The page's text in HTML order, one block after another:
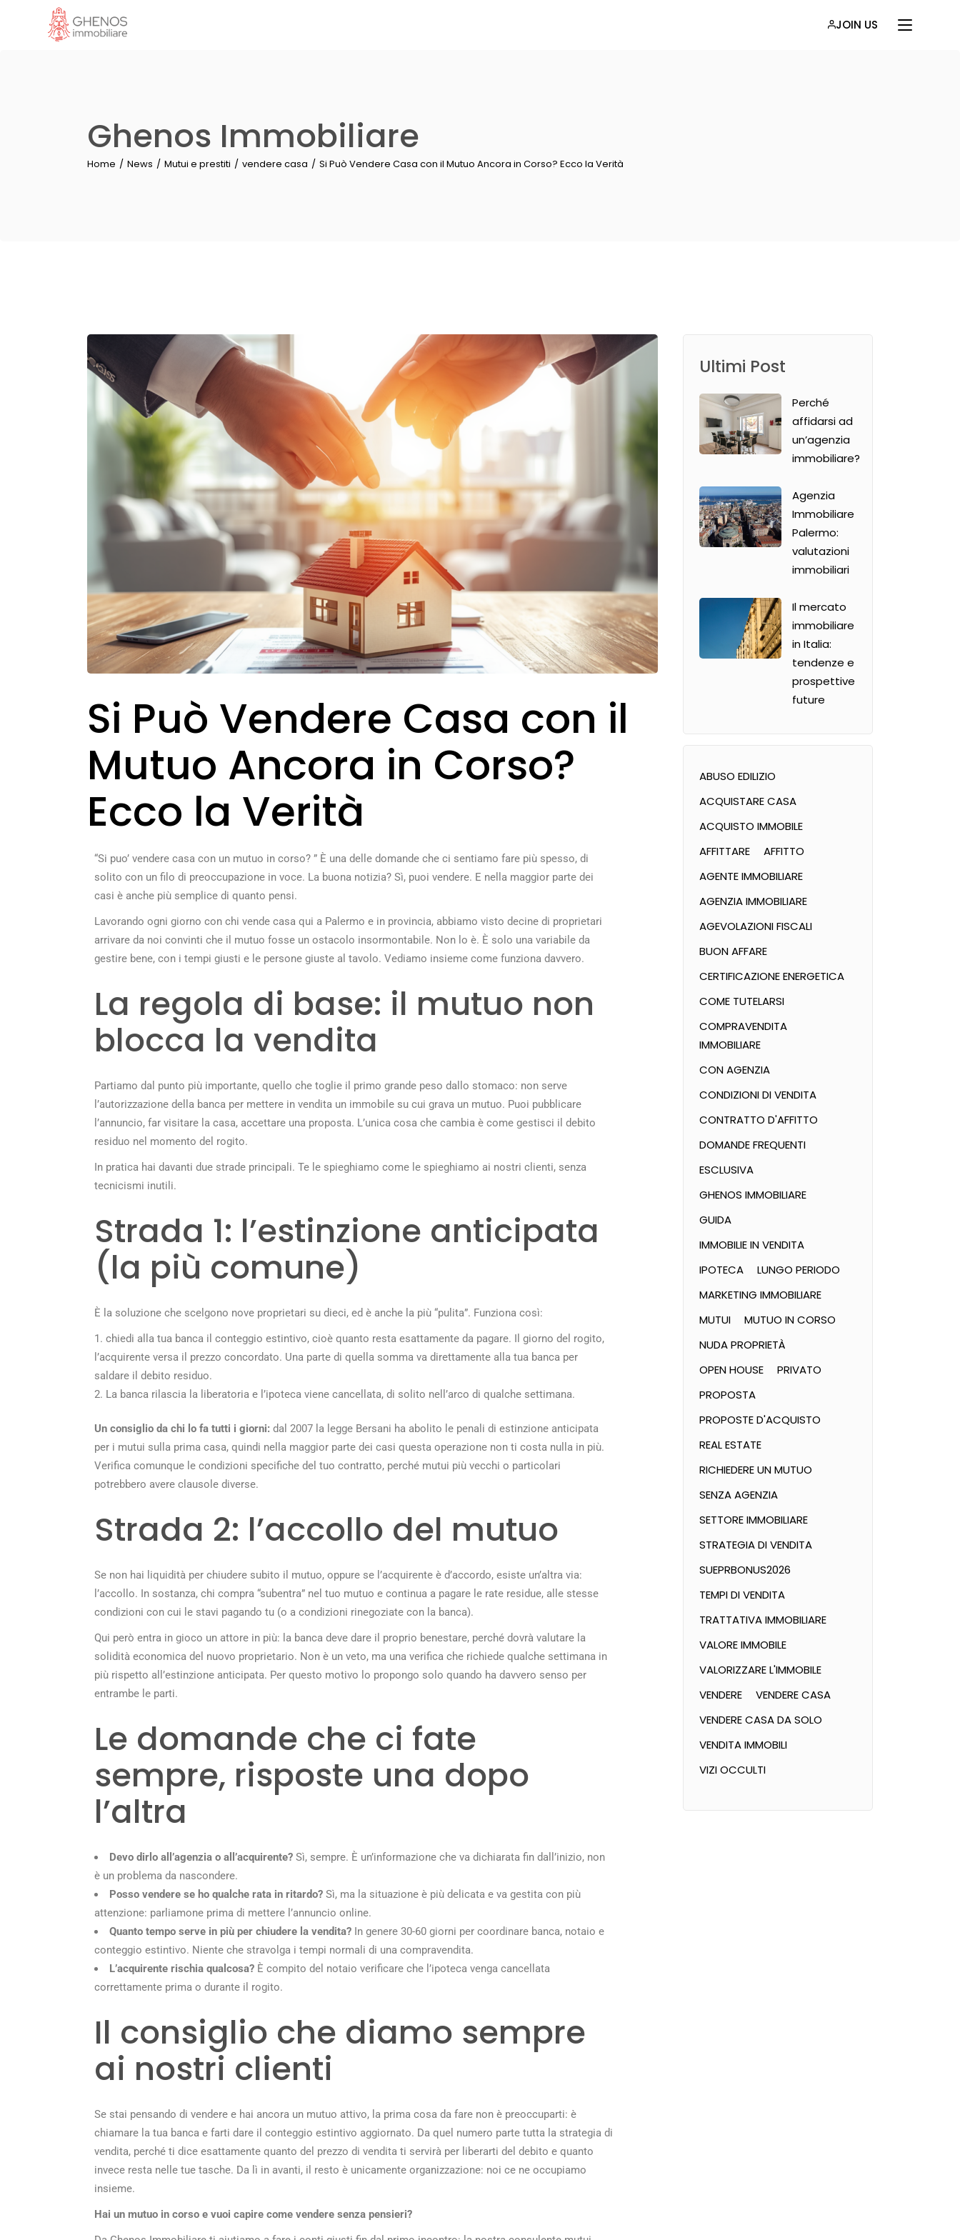
JOIN US
Ghenos Immobiliare
Home News Mutui e prestiti vendere casa Si Può Vendere Casa con il Mutuo Ancora in Corso? Ecco la Verità
Si Può Vendere Casa con il
Mutuo Ancora in Corso?
Ecco la Verità
“Si puo’ vendere casa con un mutuo in corso? ” È una delle domande che ci sentiamo fare più spesso, di
solito con un filo di preoccupazione in voce. La buona notizia? Sì, puoi vendere. E nella maggior parte dei
casi è anche più semplice di quanto pensi.
Lavorando ogni giorno con chi vende casa qui a Palermo e in provincia, abbiamo visto decine di proprietari
arrivare da noi convinti che il mutuo fosse un ostacolo insormontabile. Non lo è. È solo una variabile da
gestire bene, con i tempi giusti e le persone giuste al tavolo. Vediamo insieme come funziona davvero.
La regola di base: il mutuo non
blocca la vendita
Partiamo dal punto più importante, quello che toglie il primo grande peso dallo stomaco: non serve
l’autorizzazione della banca per mettere in vendita un immobile su cui grava un mutuo. Puoi pubblicare
l’annuncio, far visitare la casa, accettare una proposta. L’unica cosa che cambia è come gestisci il debito
residuo nel momento del rogito.
In pratica hai davanti due strade principali. Te le spieghiamo come le spieghiamo ai nostri clienti, senza
tecnicismi inutili.
Strada 1: l’estinzione anticipata
(la più comune)
È la soluzione che scelgono nove proprietari su dieci, ed è anche la più “pulita”. Funziona così:
chiedi alla tua banca il conteggio estintivo, cioè quanto resta esattamente da pagare. Il giorno del rogito,
l’acquirente versa il prezzo concordato. Una parte di quella somma va direttamente alla tua banca per
saldare il debito residuo.
La banca rilascia la liberatoria e l’ipoteca viene cancellata, di solito nell’arco di qualche settimana.
Un consiglio da chi lo fa tutti i giorni: dal 2007 la legge Bersani ha abolito le penali di estinzione anticipata
per i mutui sulla prima casa, quindi nella maggior parte dei casi questa operazione non ti costa nulla in più.
Verifica comunque le condizioni specifiche del tuo contratto, perché mutui più vecchi o particolari
potrebbero avere clausole diverse.
Strada 2: l’accollo del mutuo
Se non hai liquidità per chiudere subito il mutuo, oppure se l’acquirente è d’accordo, esiste un’altra via:
l’accollo. In sostanza, chi compra “subentra” nel tuo mutuo e continua a pagare le rate residue, alle stesse
condizioni con cui le stavi pagando tu (o a condizioni rinegoziate con la banca).
Qui però entra in gioco un attore in più: la banca deve dare il proprio benestare, perché dovrà valutare la
solidità economica del nuovo proprietario. Non è un veto, ma una verifica che richiede qualche settimana in
più rispetto all’estinzione anticipata. Per questo motivo lo propongo solo quando ha davvero senso per
entrambe le parti.
Le domande che ci fate
sempre, risposte una dopo
l’altra
Devo dirlo all’agenzia o all’acquirente? Sì, sempre. È un’informazione che va dichiarata fin dall’inizio, non
è un problema da nascondere.
Posso vendere se ho qualche rata in ritardo? Sì, ma la situazione è più delicata e va gestita con più
attenzione: parliamone prima di mettere l’annuncio online.
Quanto tempo serve in più per chiudere la vendita? In genere 30-60 giorni per coordinare banca, notaio e
conteggio estintivo. Niente che stravolga i tempi normali di una compravendita.
L’acquirente rischia qualcosa? È compito del notaio verificare che l’ipoteca venga cancellata
correttamente prima o durante il rogito.
Il consiglio che diamo sempre
ai nostri clienti
Se stai pensando di vendere e hai ancora un mutuo attivo, la prima cosa da fare non è preoccuparti: è
chiamare la tua banca e farti dare il conteggio estintivo aggiornato. Da quel numero parte tutta la strategia di
vendita, perché ti dice esattamente quanto del prezzo di vendita ti servirà per liberarti del debito e quanto
invece resta nelle tue tasche. Da lì in avanti, il resto è unicamente organizzazione: noi ce ne occupiamo
insieme.
Hai un mutuo in corso e vuoi capire come vendere senza pensieri?
Ultimi Post
Perché
affidarsi ad
un’agenzia
immobiliare?
Agenzia
Immobiliare
Palermo:
valutazioni
immobiliari
Il mercato
immobiliare
in Italia:
tendenze e
prospettive
future
ABUSO EDILIZIO
ACQUISTARE CASA
ACQUISTO IMMOBILE
AFFITTARE
AFFITTO
AGENTE IMMOBILIARE
AGENZIA IMMOBILIARE
AGEVOLAZIONI FISCALI
BUON AFFARE
CERTIFICAZIONE ENERGETICA
COME TUTELARSI
COMPRAVENDITA
IMMOBILIARE
CON AGENZIA
CONDIZIONI DI VENDITA
CONTRATTO D'AFFITTO
DOMANDE FREQUENTI
ESCLUSIVA
GHENOS IMMOBILIARE
GUIDA
IMMOBILIE IN VENDITA
IPOTECA
LUNGO PERIODO
MARKETING IMMOBILIARE
MUTUI
MUTUO IN CORSO
NUDA PROPRIETÀ
OPEN HOUSE
PRIVATO
PROPOSTA
PROPOSTE D'ACQUISTO
REAL ESTATE
RICHIEDERE UN MUTUO
SENZA AGENZIA
SETTORE IMMOBILIARE
STRATEGIA DI VENDITA
SUEPRBONUS2026
TEMPI DI VENDITA
TRATTATIVA IMMOBILIARE
VALORE IMMOBILE
VALORIZZARE L'IMMOBILE
VENDERE
VENDERE CASA
VENDERE CASA DA SOLO
VENDITA IMMOBILI
VIZI OCCULTI